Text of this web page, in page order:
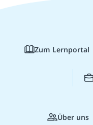
Zum Lernportal
Über uns